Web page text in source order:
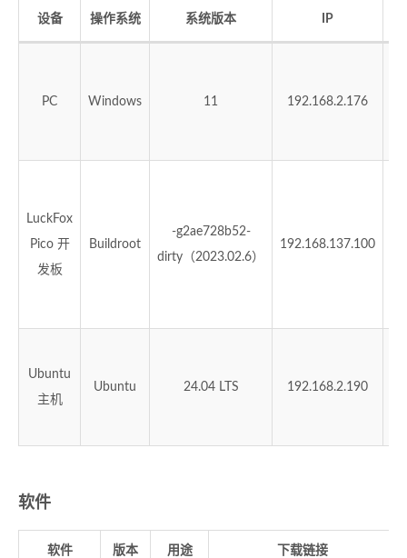
设备 操作系统 系统版本 IP
PC Windows 11 192.168.2.176
LuckFox
Pico 开
发板
Buildroot
-g2ae728b52-
dirty（2023.02.6）
192.168.137.100
Ubuntu
主机
Ubuntu 24.04 LTS 192.168.2.190
软件
软件 版本 用途 下载链接